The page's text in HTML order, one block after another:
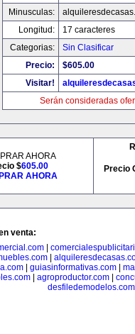
Minusculas:
Longitud:
17 caracteres
Categorias:
Sin Clasificar
Precio:
$605.00
Visitar!
Serán consideradas
AHORA
$605.00
AHORA
Precio
venta:
|
guiasinformativas.com
agroproductor.com
desfiledemodelos.com